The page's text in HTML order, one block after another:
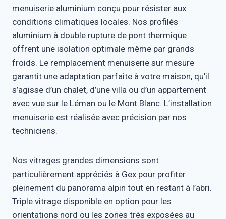
menuiserie aluminium conçu pour résister aux
conditions climatiques locales. Nos profilés
aluminium à double rupture de pont thermique
offrent une isolation optimale même par grands
froids. Le remplacement menuiserie sur mesure
garantit une adaptation parfaite à votre maison, qu’il
s’agisse d’un chalet, d’une villa ou d’un appartement
avec vue sur le Léman ou le Mont Blanc. L’installation
menuiserie est réalisée avec précision par nos
techniciens.
Nos vitrages grandes dimensions sont
particulièrement appréciés à Gex pour profiter
pleinement du panorama alpin tout en restant à l’abri.
Triple vitrage disponible en option pour les
orientations nord ou les zones très exposées au